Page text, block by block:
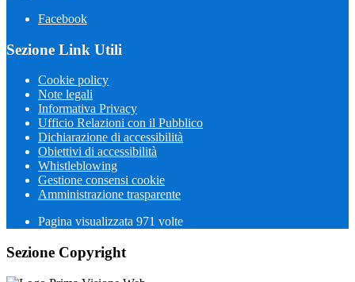
Facebook
Sezione Link Utili
Cookie policy
Note legali
Informativa Privacy
Ufficio Relazioni con il Pubblico
Dichiarazione di accessibilità
Obiettivi di accessibilità
Whistleblowing
Gestione consensi cookie
Amministrazione trasparente
Pagina visualizzata 971 volte
Sezione Copyright